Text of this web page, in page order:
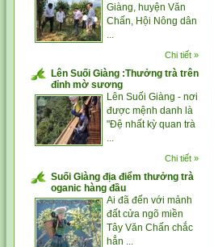
Giàng, huyện Văn
Chấn, Hội Nông dân
...
Chi tiết »
Lên Suối Giàng :Thưởng trà trên
đỉnh mờ sương
Lên Suối Giàng - nơi
được mệnh danh là
"Đệ nhất kỳ quan trà
...
Chi tiết »
Suối Giàng địa điểm thưởng trà
oganic hàng đầu
Ai đã đến với mảnh
đất cửa ngõ miền
Tây Văn Chấn chắc
hẳn ...